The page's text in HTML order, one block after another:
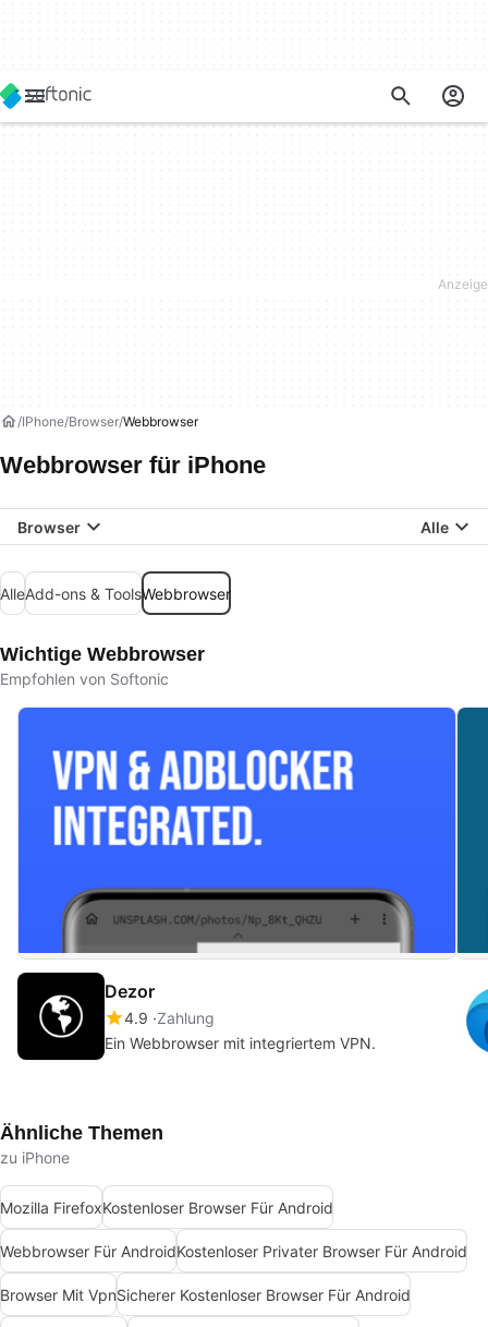
IPhone Browser Webbrowser
Webbrowser für iPhone
Browser Alle
AlleAdd-ons & ToolsWebbrowser
Wichtige Webbrowser
Empfohlen von Softonic
Dezor
4.9 Zahlung
Ein Webbrowser mit integriertem VPN.
Ähnliche Themen
zu iPhone
Mozilla FirefoxKostenloser Browser Für Android
Webbrowser Für AndroidKostenloser Privater Browser Für Android
Browser Mit VpnSicherer Kostenloser Browser Für Android